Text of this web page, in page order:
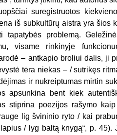
suregistruotos
iš subkultūrų aistra yra šios
problemą.
visame rinkinyje
– antkapio broliui dalis, ji
tėra niekas – / sutrikęs
ir nukreiptumas mirtin
apsunkina bent kiek
stiprina poezijos rašymo
lig švininio ryto / kai
/ lyg baltą knygą“, p. 45).